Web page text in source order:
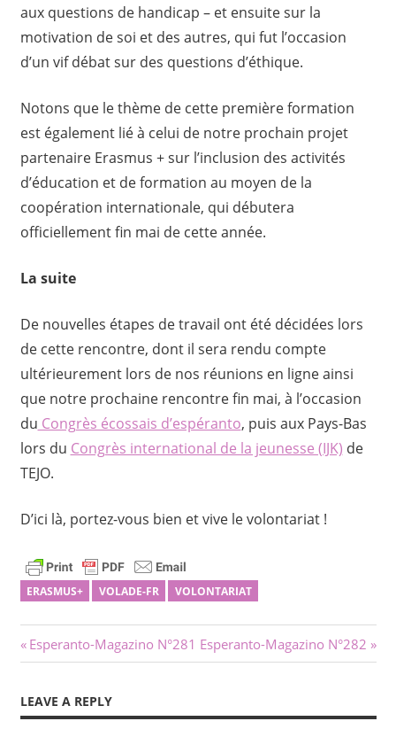
aux questions de handicap – et ensuite sur la
motivation de soi et des autres, qui fut l’occasion
d’un vif débat sur des questions d’éthique.
Notons que le thème de cette première formation
est également lié à celui de notre prochain projet
partenaire Erasmus + sur l’inclusion des activités
d’éducation et de formation au moyen de la
coopération internationale, qui débutera
officiellement fin mai de cette année.
La suite
De nouvelles étapes de travail ont été décidées lors
de cette rencontre, dont il sera rendu compte
ultérieurement lors de nos réunions en ligne ainsi
que notre prochaine rencontre fin mai, à l’occasion
du Congrès écossais d’espéranto, puis aux Pays-Bas
lors du Congrès international de la jeunesse (IJK) de
TEJO.
D’ici là, portez-vous bien et vive le volontariat !
ERASMUS+ VOLADE-FR VOLONTARIAT
Navigation
l’article
Previous
Post:
Esperanto-Magazino N°281 Next
Post:
Esperanto-Magazino N°282
LEAVE A REPLY